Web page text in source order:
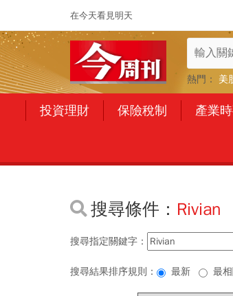
在今天看見明天
熱門： 美
投資理財 保險稅制 產業
搜尋條件： Rivian
搜尋指定關鍵字：
搜尋結果排序規則： 最新 最